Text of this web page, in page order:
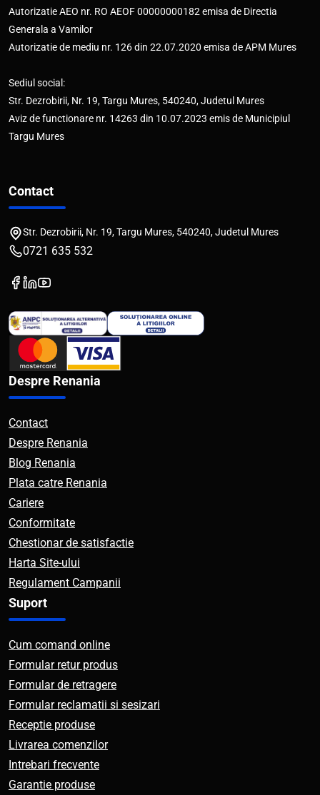
Autorizatie AEO nr. RO AEOF 00000000182 emisa de Directia
Generala a Vamilor
Autorizatie de mediu nr. 126 din 22.07.2020 emisa de APM Mures
Sediul social:
Str. Dezrobirii, Nr. 19, Targu Mures, 540240, Judetul Mures
Aviz de functionare nr. 14263 din 10.07.2023 emis de Municipiul
Targu Mures
Contact
Str. Dezrobirii, Nr. 19, Targu Mures, 540240, Judetul Mures
0721 635 532
Despre Renania
Contact
Despre Renania
Blog Renania
Plata catre Renania
Cariere
Conformitate
Chestionar de satisfactie
Harta Site-ului
Regulament Campanii
Suport
Cum comand online
Formular retur produs
Formular de retragere
Formular reclamatii si sesizari
Receptie produse
Livrarea comenzilor
Intrebari frecvente
Garantie produse